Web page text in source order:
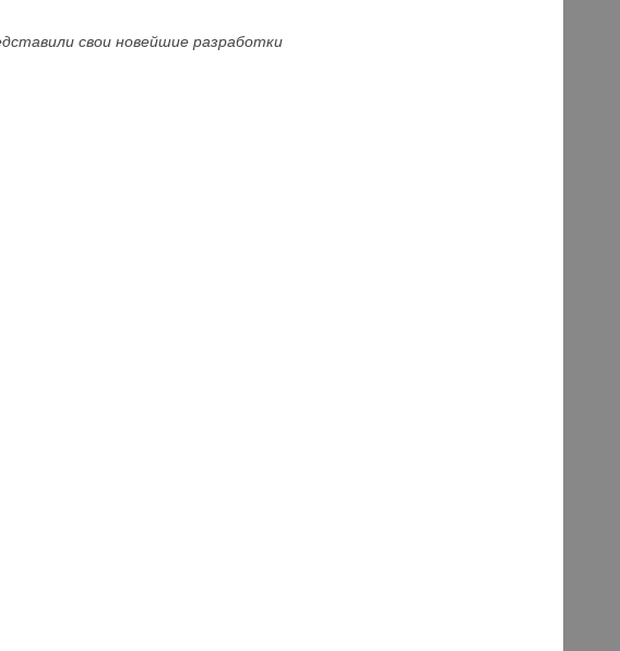
свои новейшие разработки